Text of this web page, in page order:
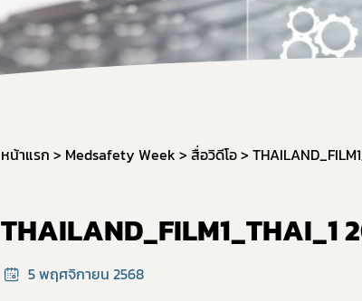
หน้าแรก Medsafety Week สื่อวิดีโอ
THAILAND_FILM1_THAI_1
5 พฤศจิกายน 2568